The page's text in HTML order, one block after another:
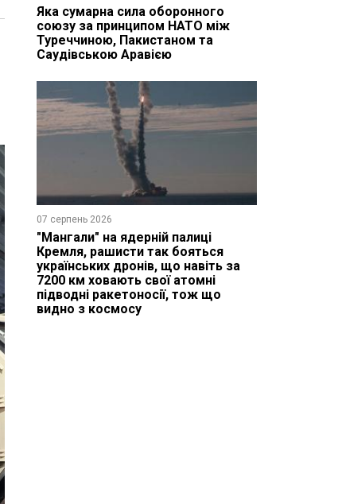
Яка сумарна сила оборонного
союзу за принципом НАТО між
Туреччиною, Пакистаном та
Саудівською Аравією
07 серпень 2026
"Мангали" на ядерній палиці
Кремля, рашисти так бояться
українських дронів, що навіть за
7200 км ховають свої атомні
підводні ракетоносії, тож що
видно з космосу